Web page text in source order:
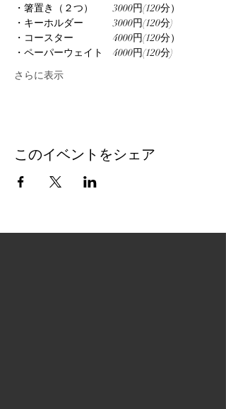
・箸置き（２つ）　　3000円(120分）
・キーホルダー　　　3000円(120分)
・コースター　　　　4000円(120分）
・ペーパーウェイト　4000円(120分)
さらに表示
このイベントをシェア